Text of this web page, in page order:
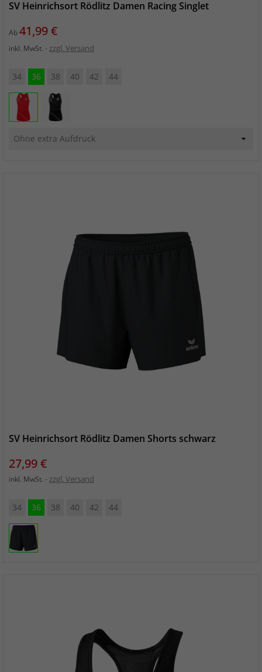
SV Heinrichsort Rödlitz Damen Racing Singlet
AbPreis
41,99 €
inkl. MwSt. zzgl. Versand
34 36 38 40 42 44
SV Heinrichsort Rödlitz Damen Shorts schwarz
Preis
27,99 €
inkl. MwSt. zzgl. Versand
34 36 38 40 42 44